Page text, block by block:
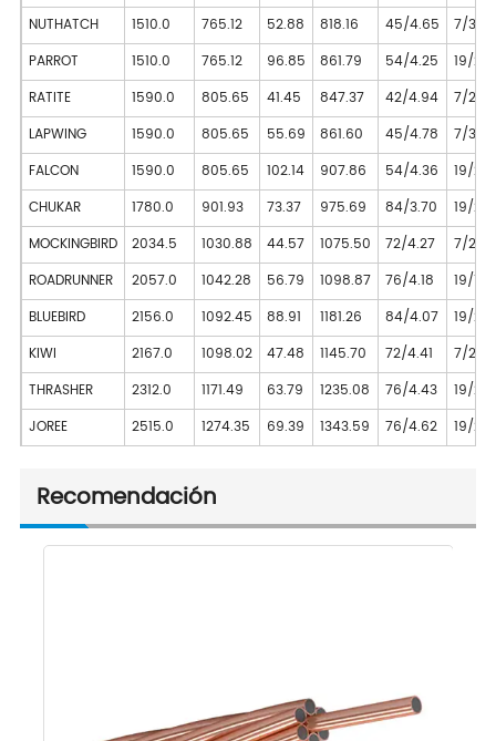
NUTHATCH
1510.0 765.12 52.88 818.16 45/4.65
7/3.10
PARROT
1510.0 765.12 96.85 861.79 54/4.25
19/
RATITE
1590.0 805.65 41.45 847.37 42/4.94
7/2.75
LAPWING
1590.0 805.65 55.69 861.60 45/4.78
7/3.18
FALCON
1590.0 805.65 102.14 907.86 54/4.36
19/
CHUKAR
1780.0 901.93 73.37 975.69 84/3.70
19/
MOCKINGBIRD
2034.5 1030.88 44.57 1075.50 72/4.27
7/2.85
ROADRUNNER
2057.0 1042.28 56.79 1098.87 76/4.18
19/
BLUEBIRD
2156.0 1092.45 88.91 1181.26 84/4.07
19/
KIWI
2167.0 1098.02 47.48 1145.70 72/4.41
7/2.94
THRASHER
2312.0 1171.49 63.79 1235.08 76/4.43
19/
JOREE
2515.0 1274.35 69.39 1343.59 76/4.62 19/
Recomendación